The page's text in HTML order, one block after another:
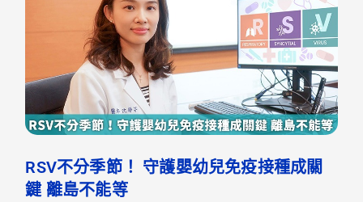
RSV不分季節！ 守護嬰幼兒免疫接種成關
鍵 離島不能等